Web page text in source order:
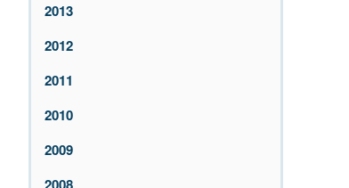
2013
2012
2011
2010
2009